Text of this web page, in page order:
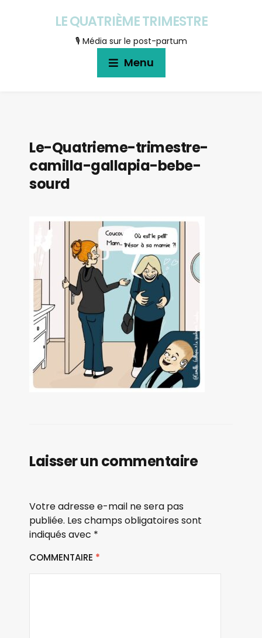
LE QUATRIÈME TRIMESTRE
🎙 Média sur le post-partum
Menu
Le-Quatrieme-trimestre-
camilla-gallapia-bebe-
sourd
Laisser un commentaire
Votre adresse e-mail ne sera pas
publiée. Les champs obligatoires sont
indiqués avec *
COMMENTAIRE *